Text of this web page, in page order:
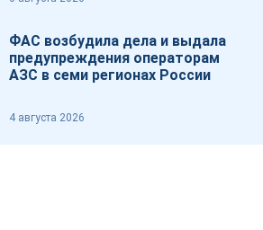
ФАС возбудила дела и выдала
предупреждения операторам
АЗС в семи регионах России
4 августа 2026